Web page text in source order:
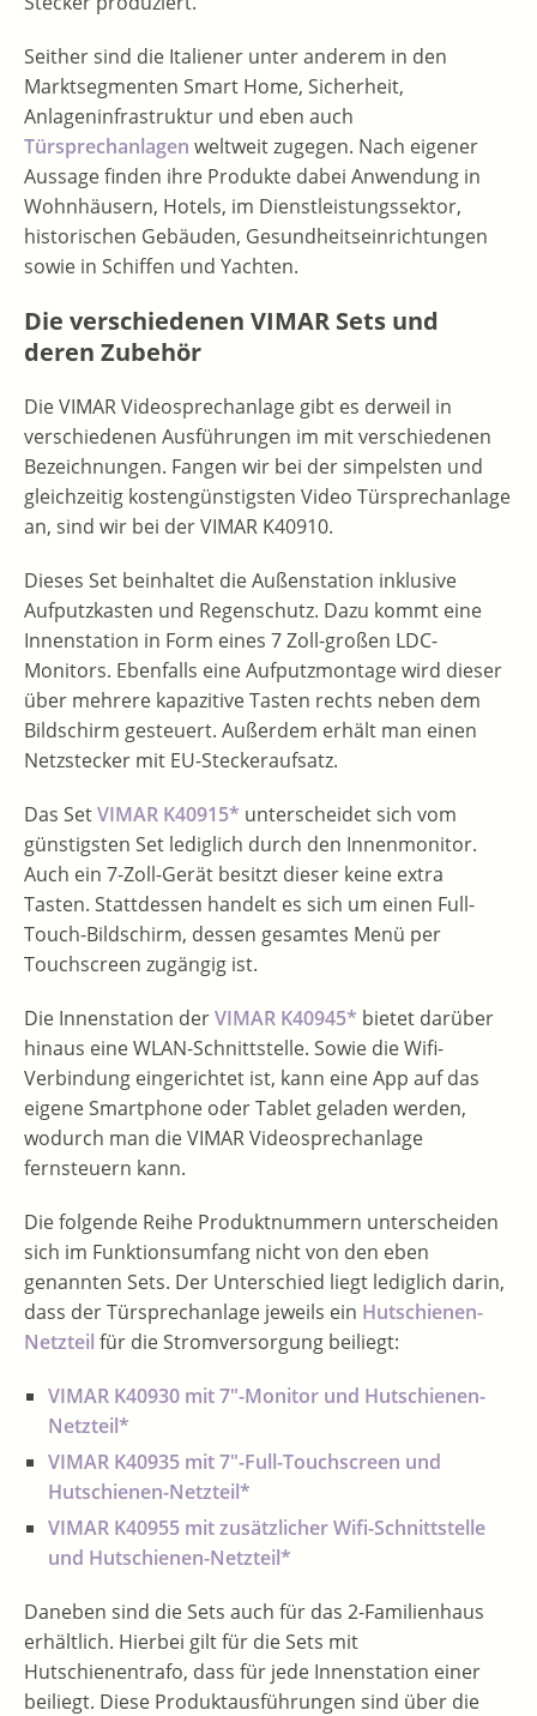
Seither sind die Italiener unter anderem in den
Marktsegmenten Smart Home, Sicherheit,
Anlageninfrastruktur und eben auch
Türsprechanlagen weltweit zugegen. Nach eigener
Aussage finden ihre Produkte dabei Anwendung in
Wohnhäusern, Hotels, im Dienstleistungssektor,
historischen Gebäuden, Gesundheitseinrichtungen
sowie in Schiffen und Yachten.
Die verschiedenen VIMAR Sets und
deren Zubehör
Die VIMAR Videosprechanlage gibt es derweil in
verschiedenen Ausführungen im mit verschiedenen
Bezeichnungen. Fangen wir bei der simpelsten und
gleichzeitig kostengünstigsten Video Türsprechanlage
an, sind wir bei der VIMAR K40910.
Dieses Set beinhaltet die Außenstation inklusive
Aufputzkasten und Regenschutz. Dazu kommt eine
Innenstation in Form eines 7 Zoll-großen LDC-
Monitors. Ebenfalls eine Aufputzmontage wird dieser
über mehrere kapazitive Tasten rechts neben dem
Bildschirm gesteuert. Außerdem erhält man einen
Netzstecker mit EU-Steckeraufsatz.
Das SetVIMAR K40915* unterscheidet sich vom
günstigsten Set lediglich durch den Innenmonitor.
Auch ein 7-Zoll-Gerät besitzt dieser keine extra
Tasten. Stattdessen handelt es sich um einen Full-
Touch-Bildschirm, dessen gesamtes Menü per
Touchscreen zugängig ist.
Die Innenstation derVIMAR K40945* bietet darüber
hinaus eine WLAN-Schnittstelle. Sowie die Wifi-
Verbindung eingerichtet ist, kann eine App auf das
eigene Smartphone oder Tablet geladen werden,
wodurch man die VIMAR Videosprechanlage
fernsteuern kann.
Die folgende Reihe Produktnummern unterscheiden
sich im Funktionsumfang nicht von den eben
genannten Sets. Der Unterschied liegt lediglich darin,
dass der Türsprechanlage jeweils ein Hutschienen-
Netzteil für die Stromversorgung beiliegt:
VIMAR K40930 mit 7″-Monitor und Hutschienen-
Netzteil*
VIMAR K40935 mit 7″-Full-Touchscreen und
Hutschienen-Netzteil*
VIMAR K40955 mit zusätzlicher Wifi-Schnittstelle
und Hutschienen-Netzteil*
Daneben sind die Sets auch für das 2-Familienhaus
erhältlich. Hierbei gilt für die Sets mit
Hutschienentrafo, dass für jede Innenstation einer
beiliegt. Diese Produktausführungen sind über die